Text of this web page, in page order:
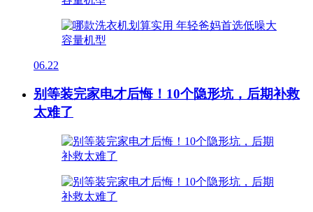
06.22
别等装完家电才后悔！10个隐形坑，后期补救
太难了